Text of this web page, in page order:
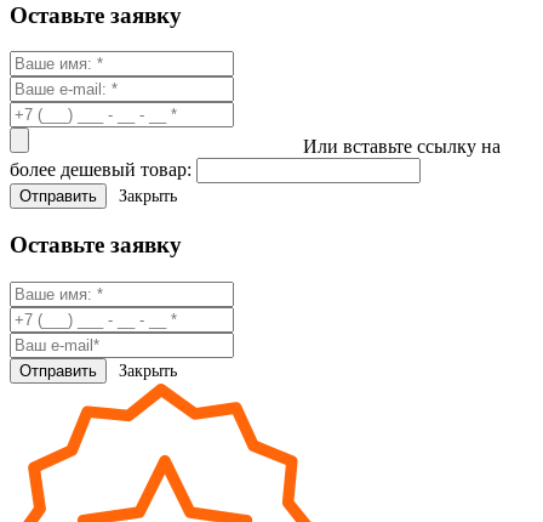
Оставьте заявку
Или вставьте ссылку на
более дешевый товар:
Закрыть
Оставьте заявку
Закрыть